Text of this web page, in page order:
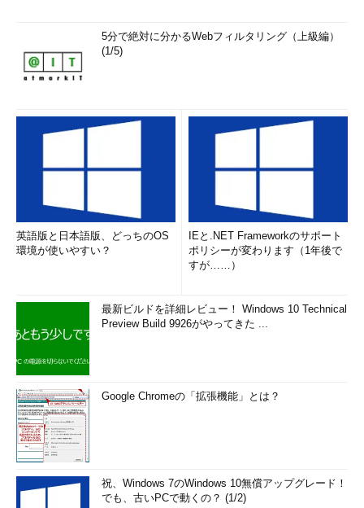
5分で絶対に分かるWebフィルタリング（上級編）
(1/5)
英語版と日本語版、どっちのOS
環境が使いやすい？
IEと.NET Frameworkのサポート
ポリシーが変わります（1年後で
すが……）
最新ビルドを詳細レビュー！ Windows 10 Technical
Preview Build 9926がやってきた ...
Google Chromeの「拡張機能」とは？
祝、Windows 7のWindows 10無償アップグレード！
でも、古いPCで動くの？ (1/2)